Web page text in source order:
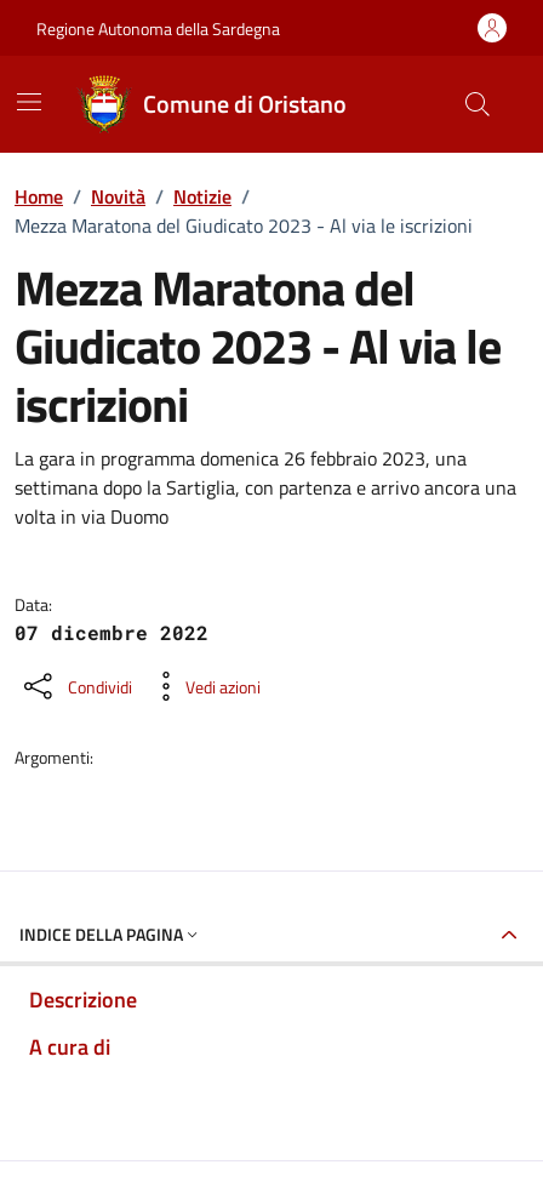
Regione Autonoma della Sardegna
Comune di Oristano
Home / Novità / Notizie /
Mezza Maratona del Giudicato 2023 - Al via le iscrizioni
Mezza Maratona del
Giudicato 2023 - Al via le
iscrizioni
Dettagli della notizia
La gara in programma domenica 26 febbraio 2023, una
settimana dopo la Sartiglia, con partenza e arrivo ancora una
volta in via Duomo
Data:
07 dicembre 2022
Condividi Vedi azioni
Argomenti:
INDICE DELLA PAGINA
Descrizione
A cura di